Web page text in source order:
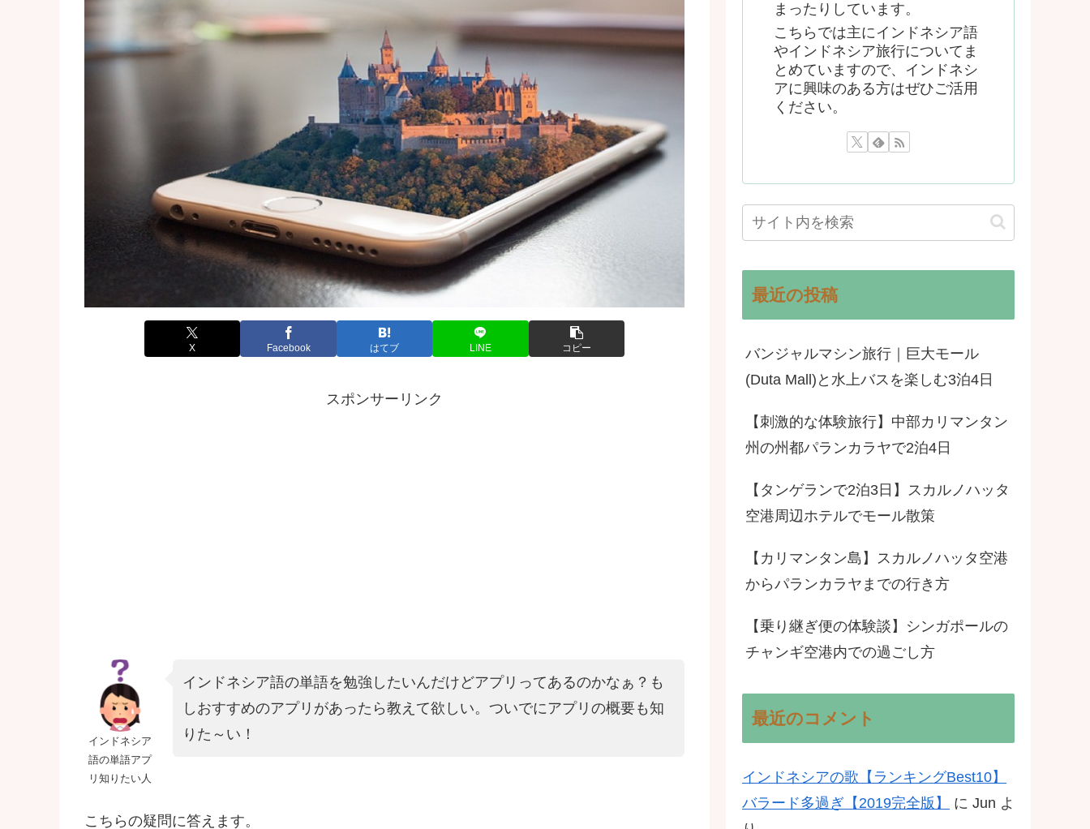
X Facebook はてブ LINE コピー
スポンサーリンク
インドネシア
語の単語アプ
リ知りたい人
インドネシア語の単語を勉強したいんだけどアプリってあるのかなぁ？も
しおすすめのアプリがあったら教えて欲しい。ついでにアプリの概要も知
りた～い！
こちらの疑問に答えます。
まったりしています。
こちらでは主にインドネシア語
やインドネシア旅行についてま
とめていますので、インドネシ
アに興味のある方はぜひご活用
ください。
最近の投稿
バンジャルマシン旅行｜巨大モール
(Duta Mall)と水上バスを楽しむ3泊4日
【刺激的な体験旅行】中部カリマンタン
州の州都パランカラヤで2泊4日
【タンゲランで2泊3日】スカルノハッタ
空港周辺ホテルでモール散策
【カリマンタン島】スカルノハッタ空港
からパランカラヤまでの行き方
【乗り継ぎ便の体験談】シンガポールの
チャンギ空港内での過ごし方
最近のコメント
インドネシアの歌【ランキングBest10】
バラード多過ぎ【2019完全版】
に Jun よ